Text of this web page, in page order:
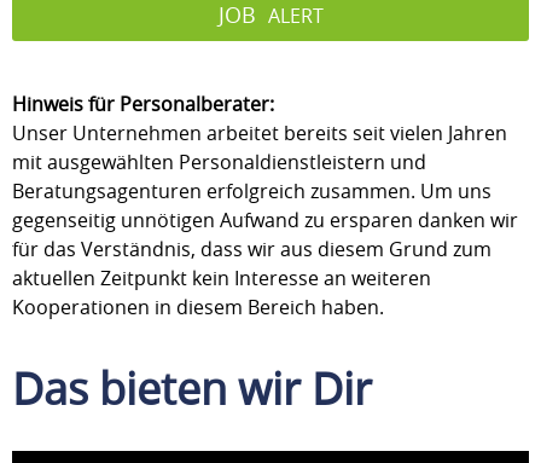
JOB ALERT
Hinweis für Personalberater:
Unser Unternehmen arbeitet bereits seit vielen Jahren
mit ausgewählten Personaldienstleistern und
Beratungsagenturen erfolgreich zusammen. Um uns
gegenseitig unnötigen Aufwand zu ersparen danken wir
für das Verständnis, dass wir aus diesem Grund zum
aktuellen Zeitpunkt kein Interesse an weiteren
Kooperationen in diesem Bereich haben.
Das bieten wir Dir